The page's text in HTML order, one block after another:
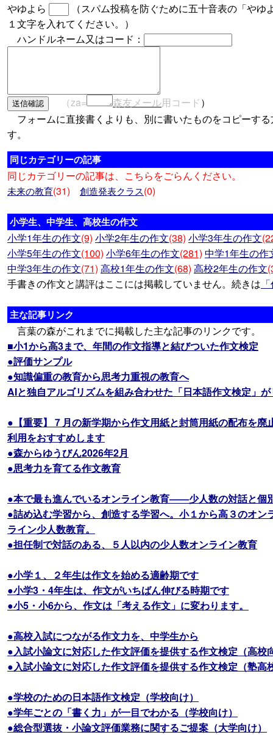
やゆよら
（スパム投稿を防ぐために五十音表の「やゆ
１文字を入れてください。）
ハンドルネーム又はコード：
（za= 森友メール用コード）
フォームに直接書くよりも、別に書いたものをコピーす
す。
同じカテゴリーの記事
同じカテゴリーの記事は、こちらをごらんください。
未来の教育(31) 創造発表クラス(0)
小学生、中学生、高校生の作文
小学1年生の作文(9) 小学2年生の作文(38) 小学3年生の作文
小学5年生の作文(100) 小学6年生の作文(281) 中学1年生の作
中学3年生の作文(71) 高校1年生の作文(68) 高校2年生の作文
手書きの作文と講評はここには掲載していません。続きは
主な記事リンク
言葉の森がこれまでに掲載した主な記事のリンクです。
■小1から高3まで、年間の作文指導と結びついた作文検定
●評価サンプル
●知識偏重の教育から思考力重視の教育へ
AIと独自アルゴリズムを組み合わせた「日本語作文検定」
●【重要】７月の新学期から作文用紙と封筒用紙の配布を
利用をおすすめします
●森からゆうびん2026年2月
●思考力を育てる作文教育
●本で最も進んでいるオンライン教育――少人数の対話と個
●詰め込む学習から、創造する学習へ。小１から高３のオ
ライン少人数教育。
●担任制で対話のある、５人以内の少人数オンライン教育
●小学１、２年生は作文を始める適齢期です
●小学3・4年生は、作文がいちばん伸びる時期です
●小5・小6から、作文は「考える作文」に変わります。
●高校入試につながる作文力を、中学生から
●入試小論文に対応した作文評価を提供する作文検定（高校
●入試小論文に対応した作文評価を提供する作文検定（塾高
●学校のための日本語作文検定（学校向け）
●学年ごとの「書く力」が一目でわかる（学校向け）
●総合型選抜・小論文評価業務に関するご提案（大学向け）